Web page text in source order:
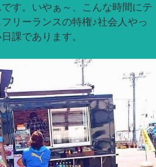
す。いやぁ～、こんな時間にテ
リーランスの特権♪社会人やっ
課であります。